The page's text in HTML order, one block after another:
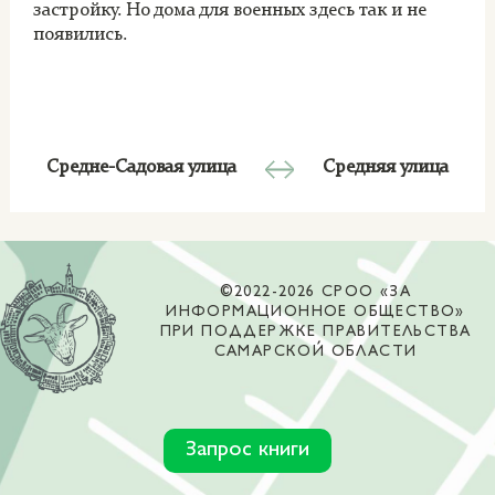
застройку. Но дома для военных здесь так и не
появились.
Средне-Садовая улица Средняя улица
©2022-2026 СРОО «ЗА
ИНФОРМАЦИОННОЕ ОБЩЕСТВО»
ПРИ ПОДДЕРЖКЕ ПРАВИТЕЛЬСТВА
САМАРСКОЙ ОБЛАСТИ
Запрос книги